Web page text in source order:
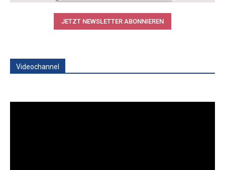
JETZT NEWSLETTER ABONNIEREN
Videochannel